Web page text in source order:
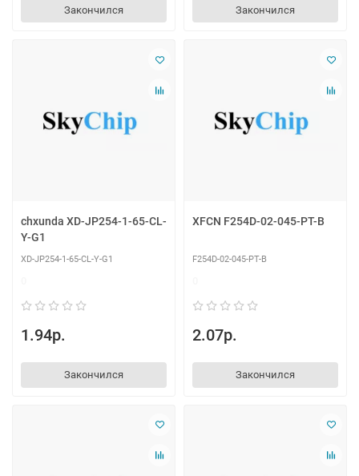
Закончился Закончился
chxunda XD-JP254-1-65-CL-
Y-G1
XD-JP254-1-65-CL-Y-G1
1.94р.
Закончился
XFCN F254D-02-045-PT-B
F254D-02-045-PT-B
2.07р.
Закончился